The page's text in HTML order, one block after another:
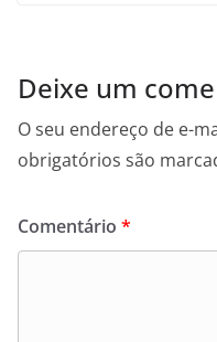
Deixe um
O seu endereço de e-
obrigatórios são
Comentário *